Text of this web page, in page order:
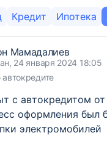
Кредит Ипотека
Мамадалиев
24 января 2024 18:05
с автокредитом
оформления был
электромобилей